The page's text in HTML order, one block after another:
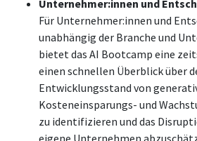
Unternehmer:innen und
Für Unternehmer:innen und
unabhängig der Branche und
bietet das AI Bootcamp eine
einen schnellen Überblick über
Entwicklungsstand von
Kosteneinsparungs- und
zu identifizieren und das
eigene Unternehmen